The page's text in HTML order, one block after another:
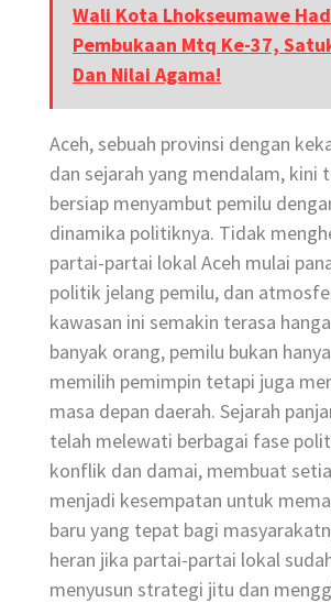
Wali Kota Lhokseumawe
Pembukaan Mtq Ke-37,
Dan Nilai Agama!
Aceh, sebuah provinsi dengan
dan sejarah yang mendalam, kini
bersiap menyambut pemilu
dinamika politiknya. Tidak
partai-partai lokal Aceh mulai
politik jelang pemilu, dan
kawasan ini semakin terasa
banyak orang, pemilu bukan
memilih pemimpin tetapi juga
masa depan daerah. Sejarah
telah melewati berbagai fase
konflik dan damai, membuat
menjadi kesempatan untuk
baru yang tepat bagi
heran jika partai-partai lokal
menyusun strategi jitu dan